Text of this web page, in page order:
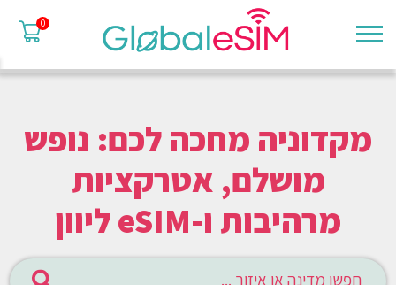
0
מקדוניה מחכה לכם: נופש
מושלם, אטרקציות
מרהיבות ו-eSIM ליוון